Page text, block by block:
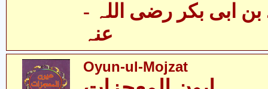
- حضرت محمّد بن ابی بکر رضی اللہ
عنہ
Oyun-ul-Mojzat